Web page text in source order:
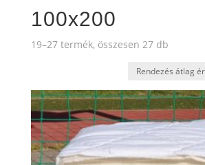
100x200
19–27 termék, összesen 27 dbSorted
average
rating